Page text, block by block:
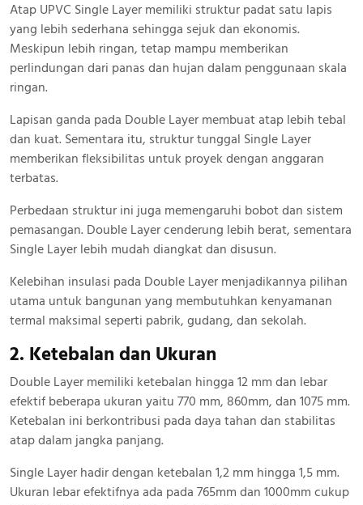
Atap UPVC Single Layer memiliki struktur padat satu lapis
yang lebih sederhana sehingga sejuk dan ekonomis.
Meskipun lebih ringan, tetap mampu memberikan
perlindungan dari panas dan hujan dalam penggunaan skala
ringan.
Lapisan ganda pada Double Layer membuat atap lebih tebal
dan kuat. Sementara itu, struktur tunggal Single Layer
memberikan fleksibilitas untuk proyek dengan anggaran
terbatas.
Perbedaan struktur ini juga memengaruhi bobot dan sistem
pemasangan. Double Layer cenderung lebih berat, sementara
Single Layer lebih mudah diangkat dan disusun.
Kelebihan insulasi pada Double Layer menjadikannya pilihan
utama untuk bangunan yang membutuhkan kenyamanan
termal maksimal seperti pabrik, gudang, dan sekolah.
2. Ketebalan dan Ukuran
Double Layer memiliki ketebalan hingga 12 mm dan lebar
efektif beberapa ukuran yaitu 770 mm, 860mm, dan 1075 mm.
Ketebalan ini berkontribusi pada daya tahan dan stabilitas
atap dalam jangka panjang.
Single Layer hadir dengan ketebalan 1,2 mm hingga 1,5 mm.
Ukuran lebar efektifnya ada pada 765mm dan 1000mm cukup